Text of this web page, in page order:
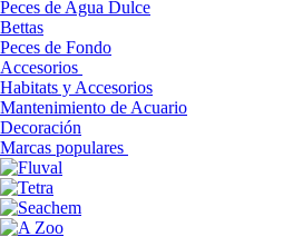
Peces de Agua Dulce
Bettas
Peces de Fondo
Accesorios
Habitats y Accesorios
Mantenimiento de Acuario
Decoración
Marcas populares